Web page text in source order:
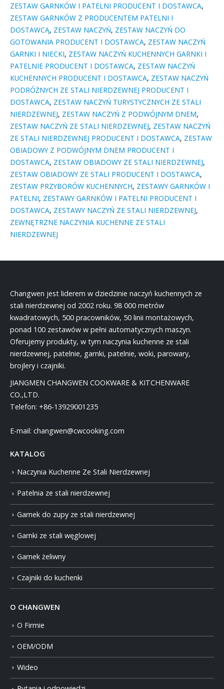
ZESTAW GARNKÓW I PATELNI PRODUCENT I DOSTAWCA,
ZESTAW GARNKÓW Z PRODUCENTEM PATELNI I
DOSTAWCĄ, ZESTAW NACZYŃ, ZESTAW NACZYŃ DO
GOTOWANIA PRODUCENT I DOSTAWCA, ZESTAW NACZYŃ
GARNKI I NIECKI, ZESTAW NACZYŃ KUCHENNYCH GARNKI I
PATELNIE PRODUCENT I DOSTAWCA, ZESTAW NACZYŃ
KUCHENNYCH PRODUCENT I DOSTAWCA, ZESTAW NACZYŃ
PODRÓŻNYCH ZE STALI NIERDZEWNEJ PRODUCENT I
DOSTAWCA, ZESTAW NACZYŃ TURYSTYCZNYCH ZE STALI
NIERDZEWNEJ, ZESTAW NACZYŃ Z PODWÓJNYM DNEM,
ZESTAW NACZYŃ ZE STALI NIERDZEWNEJ, ZESTAW NACZYŃ
ZE STALI NIERDZEWNEJ PRODUCENT I DOSTAWCA, ZESTAW
OBIADOWY Z PODWÓJNYM DNEM PRODUCENT I
DOSTAWCA, ZESTAW OBIADOWY ZE STALI NIERDZEWNEJ,
ZESTAW OBIADOWY ZE STALI PRODUCENT I DOSTAWCA,
ZESTAW PRZYBORÓW KUCHENNYCH, ZESTAWY GARNKÓW I
PATELNI, ZESTAWY GARNKÓW I PATELNI PRODUCENT I
DOSTAWCA, ZESTAWY NACZYŃ ZE STALI NIERDZEWNEJ,
ZEWNĘTRZNE NACZYNIA KUCHENNE ZE STALI
NIERDZEWNEJ
Changwen jest liderem w dziedzinie naczyń kuchennych ze
stali nierdzewnej od 2002 roku. 98 000 metrów
kwadratowych, 500 pracowników, 50 linii montażowych,
ponad 100 zestawów w pełni automatycznych maszyn.
Oferujemy produkty, w tym naczynia kuchenne ze stali
nierdzewnej, patelnie, garnki, patelnie, woki, parowary,
brojlery i czajniki.
JIANGMEN CHANGWEN COOKWARE & KITCHENWARE
CO.,LTD.
Telefon: +86-13929001235
E-mail: changwen@cwcooking.com
KATALOG
Naczynia Kuchenne Ze Stali Nierdzewnej
Patelnia ze stali nierdzewnej
Garnek do zupy ze stali nierdzewnej
Garnki ze stali węglowej
Garnek żeliwny
Czajniki do kuchenki
O CHANGWEN
O Firmie
OEM/ODM
Wideo